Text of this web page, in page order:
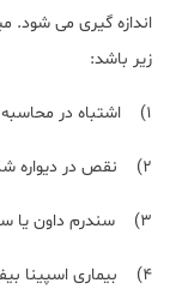
زیر باشد:
1) اشتباه در محاسبه سن بارداری؛
2) نقص در دیواره شکم جنین؛
3) سندرم داون یا سایر ناهنجاری های کروموزومی؛
4) بیماری اسپینا بیفیدا (نقص در لوله عصبی)؛